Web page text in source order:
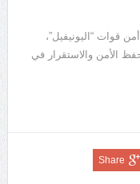
قوات “اليونيفيل”،
الأمن والاستقرار في
Share